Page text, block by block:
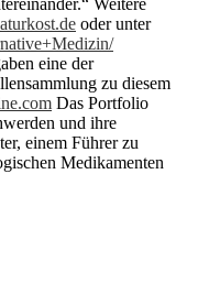
Weitere
oder unter
eine der
zu diesem
Das Portfolio
und ihre
einem Führer zu
Medikamenten